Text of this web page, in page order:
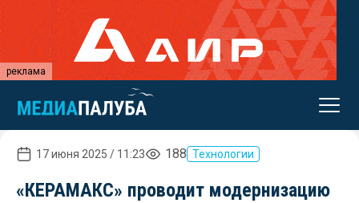
реклама
17 июня 2025 / 11:23 188 Технологии
«КЕРАМАКС» проводит модернизацию